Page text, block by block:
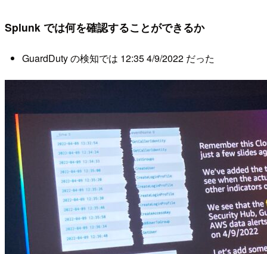
Splunk では何を確認することができるか
GuardDuty の検知では 12:35 4/9/2022 だった